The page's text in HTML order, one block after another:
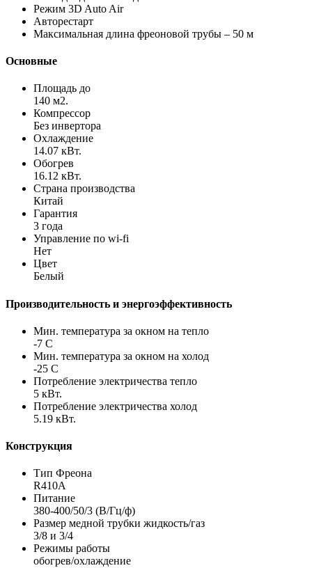
Режим 3D Auto Air
Авторестарт
Максимальная длина фреоновой трубы – 50 м
Основные
Площадь до
140 м2.
Компрессор
Без инвертора
Охлаждение
14.07 кВт.
Обогрев
16.12 кВт.
Страна производства
Китай
Гарантия
3 года
Управление по wi-fi
Нет
Цвет
Белый
Производительность и энергоэффективность
Мин. температура за окном на тепло
-7 С
Мин. температура за окном на холод
-25 С
Потребление электричества тепло
5 кВт.
Потребление электричества холод
5.19 кВт.
Конструкция
Тип Фреона
R410A
Питание
380-400/50/3 (В/Гц/ф)
Размер медной трубки жидкость/газ
3/8 и 3/4
Режимы работы
обогрев/охлаждение